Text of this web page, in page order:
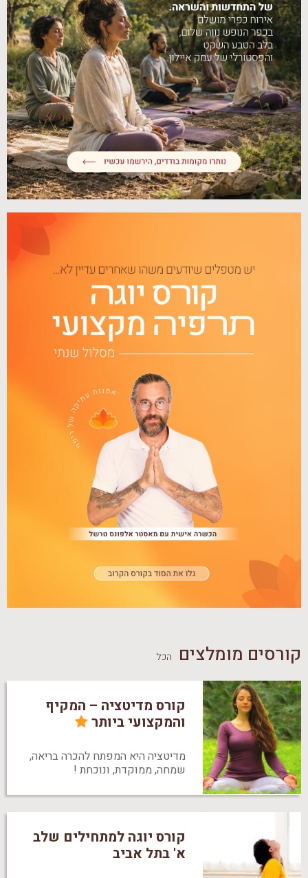
קורסים מומלצים הכל
קורס מדיטציה – המקיף
והמקצועי ביותר
מדיטציה היא המפתח להכרה בריאה,
שמחה, ממוקדת, ונוכחת !
קורס יוגה למתחילים שלב
א' בתל אביב